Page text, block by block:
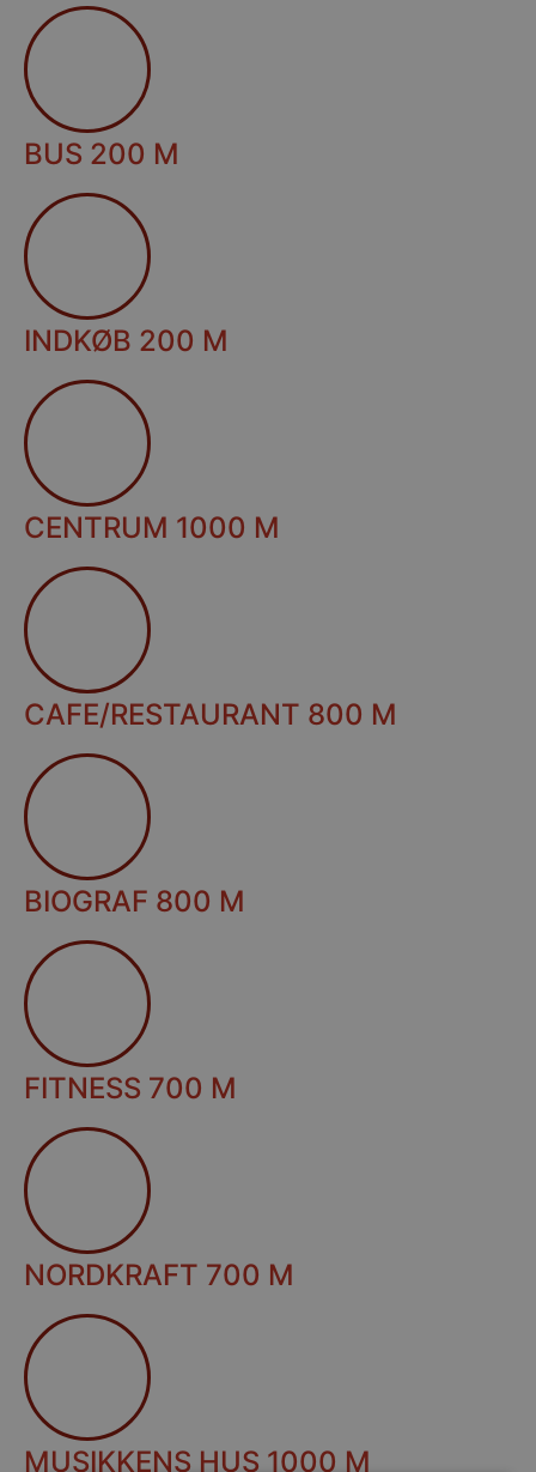
BUS 200 M
INDKØB 200 M
CENTRUM 1000 M
CAFE/RESTAURANT 800 M
BIOGRAF 800 M
FITNESS 700 M
NORDKRAFT 700 M
MUSIKKENS HUS 1000 M